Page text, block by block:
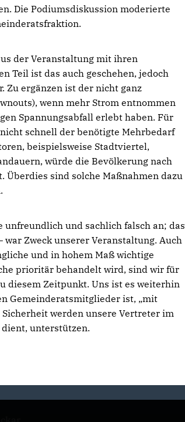
Die Podiumsdiskussion moderierte
der Veranstaltung mit ihren
Teil ist das auch geschehen, jedoch
ergänzen ist der nicht ganz
wenn mehr Strom entnommen
Spannungsabfall erlebt haben. Für
schnell der benötigte Mehrbedarf
beispielsweise Stadtviertel,
würde die Bevölkerung nach
sind solche Maßnahmen dazu
und sachlich falsch an; das
Zweck unserer Veranstaltung. Auch
und in hohem Maß wichtige
prioritär behandelt wird, sind wir für
diesem Zeitpunkt. Uns ist es weiterhin
Gemeinderatsmitglieder ist, „mit
werden unsere Vertreter im
unterstützen.